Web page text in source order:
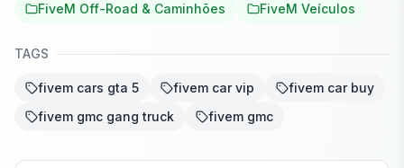
FiveM Off-Road & Caminhões FiveM Veículos
TAGS
fivem cars gta 5 fivem car vip
fivem car buy
fivem gmc gang truck
fivem gmc